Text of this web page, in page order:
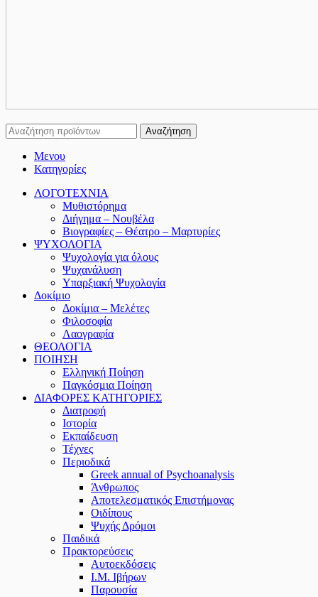
Αναζήτηση
Μενου
Κατηγορίες
ΛΟΓΟΤΕΧΝΙΑ
Μυθιστόρημα
Διήγημα – Νουβέλα
Βιογραφίες – Θέατρο – Μαρτυρίες
ΨΥΧΟΛΟΓΙΑ
Ψυχολογία για όλους
Ψυχανάλυση
Υπαρξιακή Ψυχολογία
Δοκίμιο
Δοκίμια – Μελέτες
Φιλοσοφία
Λαογραφία
ΘΕΟΛΟΓΙΑ
ΠΟΙΗΣΗ
Ελληνική Ποίηση
Παγκόσμια Ποίηση
ΔΙΑΦΟΡΕΣ ΚΑΤΗΓΟΡΙΕΣ
Διατροφή
Ιστορία
Εκπαίδευση
Τέχνες
Περιοδικά
Greek annual of Psychoanalysis
Άνθρωπος
Αποτελεσματικός Επιστήμονας
Οιδίπους
Ψυχής Δρόμοι
Παιδικά
Πρακτoρεύσεις
Αυτοεκδόσεις
Ι.Μ. Ιβήρων
Παρουσία